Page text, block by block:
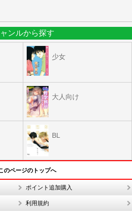
ンルから探す
少女
大人向け
BL
のページのトップへ
ポイント追加購入
利用規約